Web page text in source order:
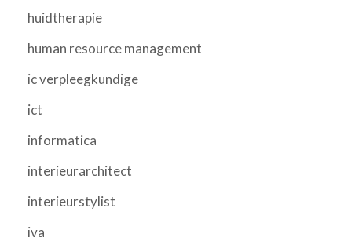
huidtherapie
human resource management
ic verpleegkundige
ict
informatica
interieurarchitect
interieurstylist
iva